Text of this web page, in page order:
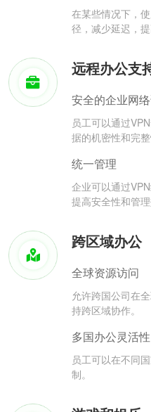
在某些情况下，
径，减少延迟，提
远程办公支
安全的企业网
员工可以通过
据的机密性和完整
统一管理
企业可以通过
提高安全性和管理
跨区域办公
全球资源访问
允许跨国公司在
持跨区域协作。
多国办公灵活性
员工可以在不同
制。